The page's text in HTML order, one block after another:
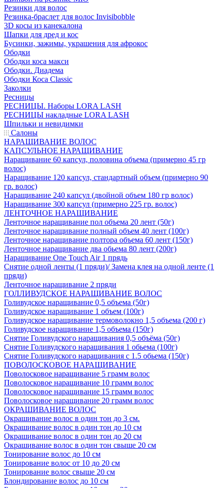
Резинки для волос
Резинка-браслет для волос Invisibobble
3D косы из канекалона
Шапки для дред и кос
Бусинки, зажимы, украшения для афрокос
Ободки
Ободки коса макси
Ободки. Диадема
Ободки Коса Classic
Заколки
Ресницы
РЕСНИЦЫ. Наборы LORA LASH
РЕСНИЦЫ накладные LORA LASH
Шпильки и невидимки
Салоны
НАРАЩИВАНИЕ ВОЛОС
КАПСУЛЬНОЕ НАРАЩИВАНИЕ
Наращивание 60 капсул, половина объема (примерно 45 гр
волос)
Наращивание 120 капсул, стандартный объем (примерно 90
гр. волос)
Наращивание 240 капсул (двойной объем 180 гр волос)
Наращивание 300 капсул (примерно 225 гр. волос)
ЛЕНТОЧНОЕ НАРАЩИВАНИЕ
Ленточное наращивание пол объема 20 лент (50г)
Ленточное наращивание полный объем 40 лент (100г)
Ленточное наращивание полтора объема 60 лент (150г)
Ленточное наращивание два обьема 80 лент (200г)
Наращивание One Touch Air 1 прядь
Снятие одной ленты (1 пряди)/ Замена клея на одной ленте (1
пряди)
Ленточное наращивание 2 пряди
ГОЛЛИВУДСКОЕ НАРАЩИВАНИЕ ВОЛОС
Голивудское наращивание 0,5 объема (50г)
Голивудское наращивание 1 объем (100г)
Голивудское наращивание термоволокно 1,5 объема (200 г)
Голивудское наращивание 1,5 объема (150г)
Снятие Голивудского наращивания 0,5 объёма (50г)
Снятие Голивудского наращивания 1 обьема (100г)
Снятие Голивудского наращивания с 1.5 обьема (150г)
ПОВОЛОСКОВОЕ НАРАЩИВАНИЕ
Поволосковое наращивание 5 грамм волос
Поволосковое наращивание 10 грамм волос
Поволосковое наращивание 15 грамм волос
Поволосковое наращивание 20 грамм волос
ОКРАШИВАНИЕ ВОЛОС
Окрашивание волос в один тон до 3 см.
Окрашивание волос в один тон до 10 см
Окрашивание волос в один тон до 20 см
Окрашивание волос в один тон свыше 20 см
Тонирование волос до 10 см
Тонирование волос от 10 до 20 см
Тонирование волос свыше 20 см
Блондирование волос до 10 см